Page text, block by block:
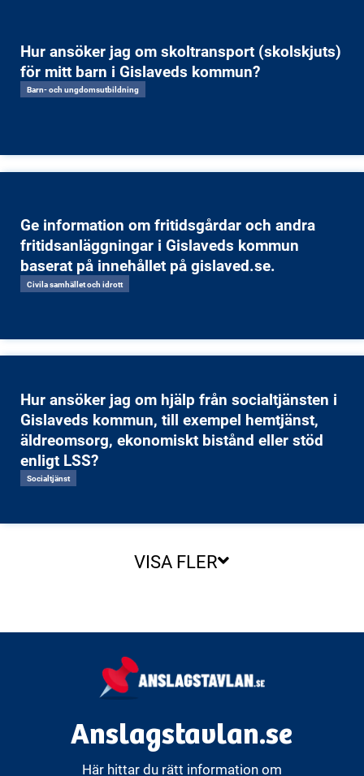
Hur ansöker jag om skoltransport (skolskjuts)
för mitt barn i Gislaveds kommun?
Barn- och ungdomsutbildning
Ge information om fritidsgårdar och andra
fritidsanläggningar i Gislaveds kommun
baserat på innehållet på gislaved.se.
Civila samhället och idrott
Hur ansöker jag om hjälp från socialtjänsten i
Gislaveds kommun, till exempel hemtjänst,
äldreomsorg, ekonomiskt bistånd eller stöd
enligt LSS?
Socialtjänst
VISA FLER
Anslagstavlan.se
Här hittar du rätt information om